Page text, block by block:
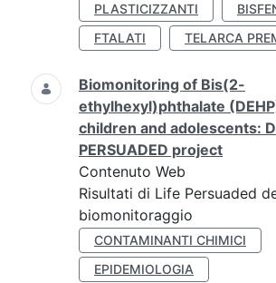
PLASTICIZZANTI
FTALATI
TELARCA
Biomonitoring of Bis(2-
ethylhexyl)phthalate
children and adolescents:
PERSUADED project
Contenuto Web
Risultati di Life Persuaded
biomonitoraggio
CONTAMINANTI CHIMICI
EPIDEMIOLOGIA